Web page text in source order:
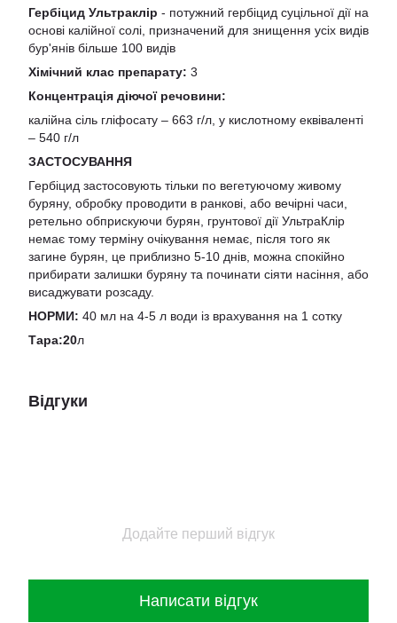
Гербіцид Ультраклір - потужний гербіцид суцільної дії на
основі калійної солі, призначений для знищення усіх видів
бур'янів більше 100 видів
Хімічний клас препарату: 3
Концентрація діючої речовини:
калійна сіль гліфосату – 663 г/л, у кислотному еквіваленті
– 540 г/л
ЗАСТОСУВАННЯ
Гербіцид застосовують тільки по вегетуючому живому
буряну, обробку проводити в ранкові, або вечірні часи,
ретельно обприскуючи бурян, грунтової дії УльтраКлір
немає тому терміну очікування немає, після того як
загине бурян, це приблизно 5-10 днів, можна спокійно
прибирати залишки буряну та починати сіяти насіння, або
висаджувати розсаду.
НОРМИ: 40 мл на 4-5 л води із врахування на 1 сотку
Тара:20л
Відгуки
Додайте перший відгук
Написати відгук